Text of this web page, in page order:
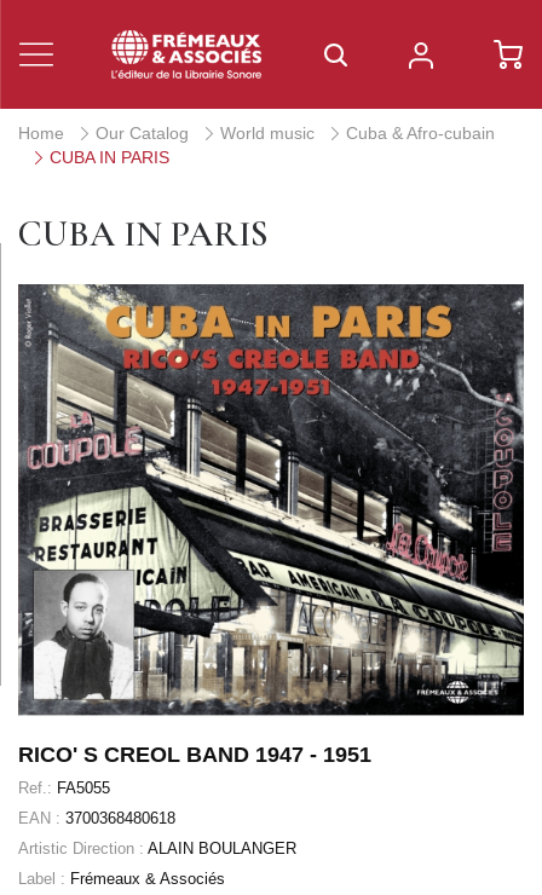
Home Our Catalog World music
Cuba & Afro-cubain
CUBA IN PARIS
CUBA IN PARIS
RICO' S CREOL BAND 1947 - 1951
Ref.: FA5055
EAN : 3700368480618
Artistic Direction : ALAIN BOULANGER
Label : Frémeaux & Associés